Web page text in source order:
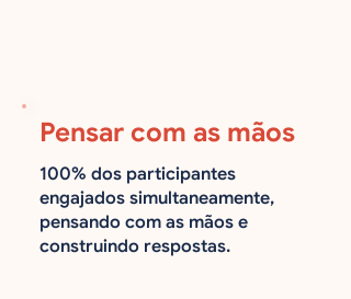
Pensar com as mãos
100% dos participantes
engajados simultaneamente,
pensando com as mãos e
construindo respostas.